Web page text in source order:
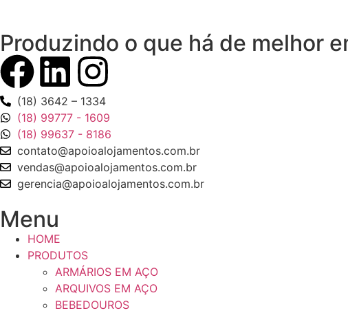
Produzindo o que há de melhor
(18) 3642 – 1334
(18) 99777 - 1609
(18) 99637 - 8186
contato@apoioalojamentos.com.br
vendas@apoioalojamentos.com.br
gerencia@apoioalojamentos.com.br
Menu
HOME
PRODUTOS
ARMÁRIOS EM AÇO
ARQUIVOS EM AÇO
BEBEDOUROS